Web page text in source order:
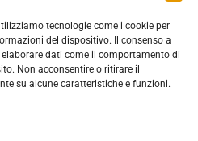
tecnologie come i cookie per
del dispositivo. Il consenso a
dati come il comportamento di
Non acconsentire o ritirare il
su alcune caratteristiche e funzioni.
Dati Personali (DPO), figura specializzata che vigila sulle modalità
per tutelare i Suoi dati personali.
il DPO può scrivere a